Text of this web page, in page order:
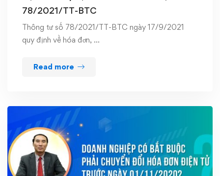
78/2021/TT-BTC
Thông tư số 78/2021/TT-BTC ngày 17/9/2021
quy định về hóa đơn, …
Read more